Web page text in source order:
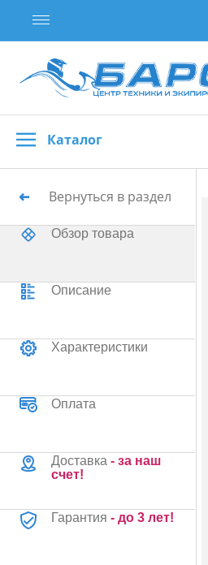
Каталог
Вернуться в раздел
Обзор товара
Описание
Характеристики
Оплата
Доставка - за наш
счет!
Гарантия - до 3 лет!